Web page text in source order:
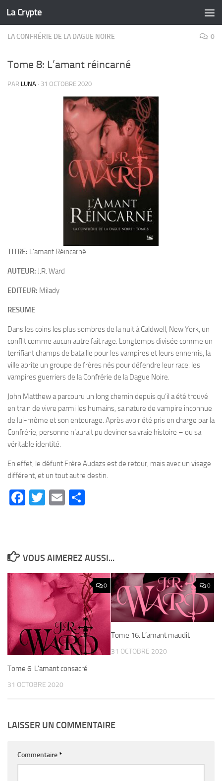
Skip to content
La Crypte
LA CONFRÉRIE DE LA DAGUE NOIRE 0
Tome 8: L’amant réincarné
PAR LUNA · 31 OCTOBRE 2020
TITRE: L’amant Réincarné
AUTEUR: J.R. Ward
EDITEUR: Milady
RESUME
Dans les coins les plus sombres de la nuit à Caldwell, New York, un
conflit comme aucun autre fait rage. Longtemps divisée comme un
terrifiant champs de bataille pour les vampires et leurs ennemis, la
ville abrite un groupe de frères nés pour défendre leur race: les
vampires guerriers de la Confrérie de la Dague Noire.
John Matthew a parcouru un long chemin depuis qu’il a été trouvé
en train de vivre parmi les humains, sa nature de vampire inconnue
de lui-même et son entourage. Après avoir été pris en charge par la
Confrérie, personne n’aurait pu deviner sa vraie histoire – ou sa
véritable identité.
En effet, le défunt Frère Audazs est de retour, mais avec un visage
différent, et un tout autre destin.
Facebook
Twitter
Email
VOUS AIMEREZ AUSSI...
0
Tome 6: L’amant consacré
31 OCTOBRE 2020
0
Tome 16: L’amant maudit
31 OCTOBRE 2020
LAISSER UN COMMENTAIRE
Commentaire*